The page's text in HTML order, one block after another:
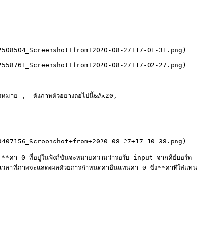
08-27+17-01-31.png)
08-27+17-02-27.png)
หมาย ,  ดังภาพตัวอย่างต่อไปนี้&#x20;
08-27+17-10-38.png)
ค่า 0 ที่อยู่ในฟังก์ชันจะหมายความว่ารอรับ input จากคีย์บอร์ด
วลาที่ภาพจะแสดงผลด้วยการกำหนดค่าอื่นแทนค่า 0 ซึ่ง**ค่าที่ใส่แทน